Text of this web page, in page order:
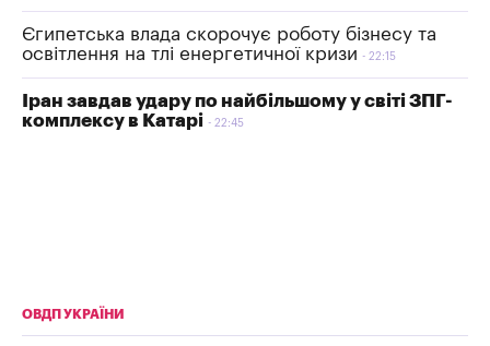
Єгипетська влада скорочує роботу бізнесу та
освітлення на тлі енергетичної кризи
22:15
Іран завдав удару по найбільшому у світі ЗПГ-
комплексу в Катарі
22:45
ОВДП УКРАЇНИ